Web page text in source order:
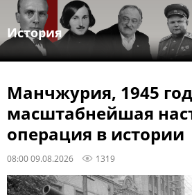
История
Манчжурия, 1945
масштабнейшая
операция в истории
08:00 09.08.2026 1319